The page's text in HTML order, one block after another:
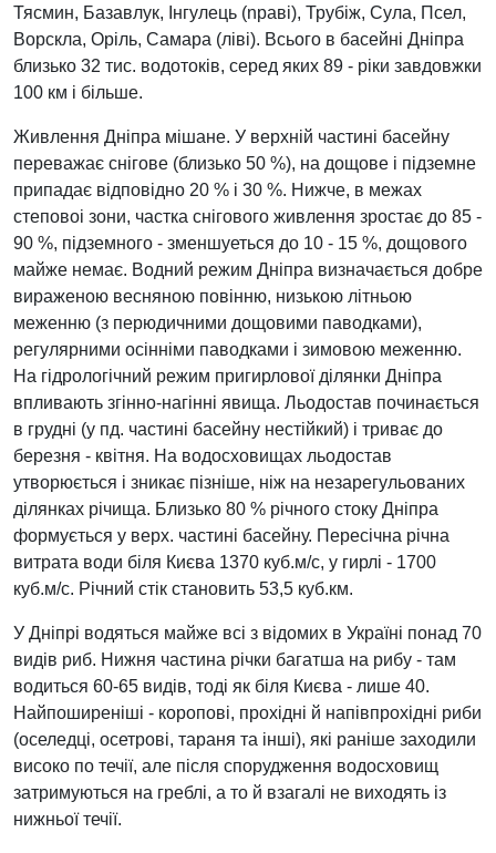
Тясмин, Базавлук, Інгулець (npaвi), Трубіж, Сула, Псел,
Ворскла, Оріль, Самара (ліві). Всього в басейні Дніпра
близько 32 тис. водотоків, серед яких 89 - ріки завдовжки
100 км i більше.
Живлення Дніпра мішане. У верхній частині басейну
переважає снігове (близько 50 %), на дощове і підземне
припадає відповідно 20 % і 30 %. Нижче, в межах
степовоі зони, частка снiговогo живлення зростає до 85 -
90 %, підземного - зменшуеться до 10 - 15 %, дощового
майже немaє. Водний режим Дніпра визначається добре
вираженою весняною повінню, низькою літньою
меженню (з перюдичними дощовими паводками),
регулярними осінніми паводками i зимовою меженню.
На гідролoгічний режим пригирлової ділянки Дніпра
впливають згінно-нагінні явища. Льодостав починається
в грудні (у пд. частині басейну нестійкий) i триває до
березня - квітня. На водосховищах льодостав
утворюється i зникає пізніше, ніж на незарегульованих
ділянках річища. Близько 80 % річного стоку Дніпра
формується у верх. частині басейну. Пересічна річна
витрата води біля Києва 1370 куб.м/с, у гирлі - 1700
куб.м/с. Річний стік становить 53,5 куб.км.
У Дніпрі водяться майже всі з відомих в Україні понад 70
видів риб. Нижня частина річки багатша на рибу - там
водиться 60-65 видів, тоді як біля Києва - лише 40.
Найпоширеніші - коропові, прохідні й напівпрохідні риби
(оселедці, осетрові, тараня та інші), які раніше заходили
високо по течії, але після спорудження водосховищ
затримуються на греблі, а то й взагалі не виходять із
нижньої течії.